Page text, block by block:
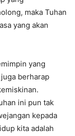
maka Tuhan
yang akan
yang
berharap
ini pun tak
kepada
kita adalah